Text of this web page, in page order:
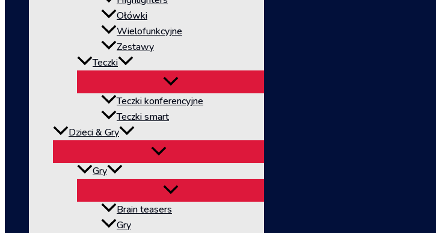
Ołówki
Wielofunkcyjne
Zestawy
Teczki
Teczki konferencyjne
Teczki smart
Dzieci & Gry
Gry
Brain teasers
Gry